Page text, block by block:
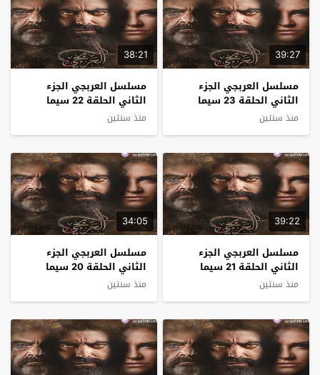
39:27
مسلسل العربجي الجزء
الثاني الحلقة 23 سيما
كلوب
منذ سنتين
38:21
مسلسل العربجي الجزء
الثاني الحلقة 22 سيما
كلوب
منذ سنتين
39:22
مسلسل العربجي الجزء
الثاني الحلقة 21 سيما
كلوب
منذ سنتين
34:05
مسلسل العربجي الجزء
الثاني الحلقة 20 سيما
كلوب
منذ سنتين